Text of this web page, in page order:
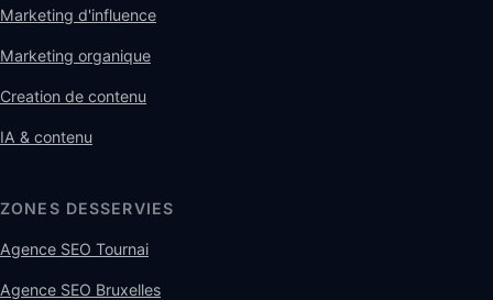
Marketing d'influence
Marketing organique
Creation de contenu
IA & contenu
ZONES DESSERVIES
Agence SEO Tournai
Agence SEO Bruxelles